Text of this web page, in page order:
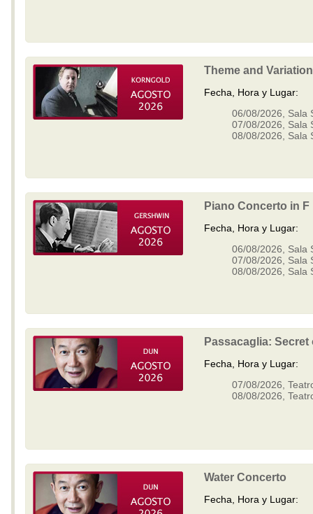
Theme and
Fecha, Hora y Lugar:
06/08/2026, Sala
07/08/2026, Sala
08/08/2026, Sala
Piano Concerto in F
Fecha, Hora y Lugar:
06/08/2026, Sala
07/08/2026, Sala
08/08/2026, Sala
Passacaglia:
Fecha, Hora y Lugar:
07/08/2026,
08/08/2026,
Water Concerto
Fecha, Hora y Lugar: